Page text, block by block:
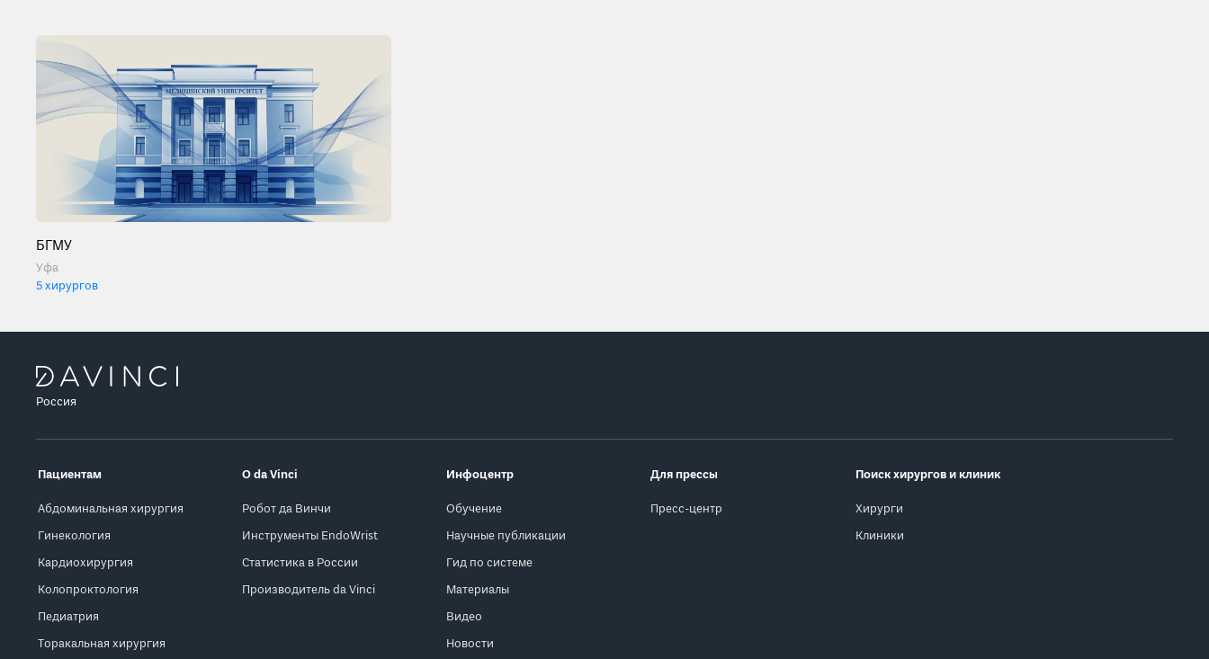
БГМУ
Уфа
5 хирургов
Россия
Пациентам
Абдоминальная хирургия
Гинекология
Кардиохирургия
Колопроктология
Педиатрия
Торакальная хирургия
О da Vinci
Робот да Винчи
Инструменты EndoWrist
Статистика в России
Производитель da Vinci
Инфоцентр
Обучение
Научные публикации
Гид по системе
Материалы
Видео
Новости
Для прессы
Пресс-центр
Поиск хирургов и клиник
Хирурги
Клиники